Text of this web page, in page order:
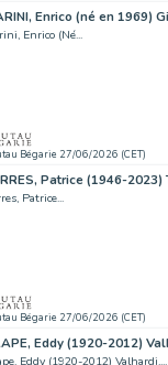
Enrico (Né...
Bégarie 27/06/2026 (CET)
Patrice...
Bégarie 27/06/2026 (CET)
Eddy (1920-2012) Valhardi,...